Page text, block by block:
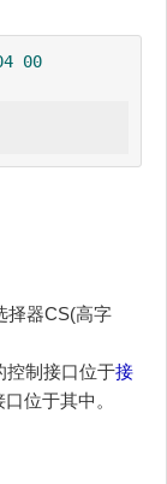
00
择器CS(高字
控制接口位于接
位于其中。